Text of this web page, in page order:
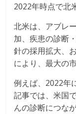
2022年時点で北
北米は、アブレ
加、疾患の診断
針の採用拡大、
により、最大の
例えば、2022年
記事では、米国
んの診断につな